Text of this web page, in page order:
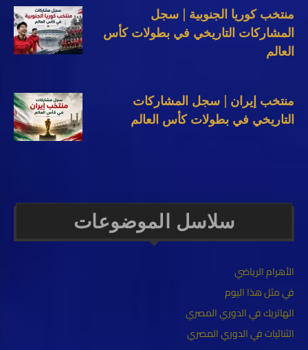
منتخب كوريا الجنوبية | سجل
المشاركات التاريخي في بطولات كأس
العالم
منتخب إيران | سجل المشاركات
التاريخي في بطولات كأس العالم
سلاسل الموضوعات
الأهرام الرياضي
في مثل هذا اليوم
الهاتريك في الدوري المصري
الثنائيات في الدوري المصري